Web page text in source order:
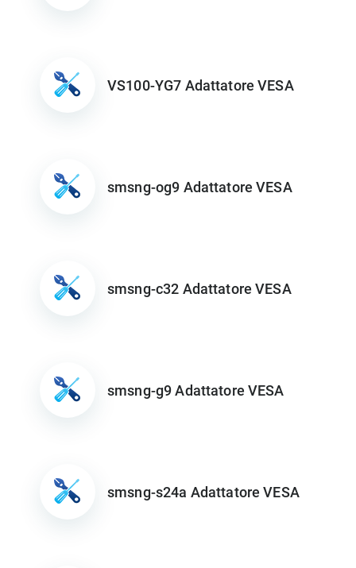
VS100-YG7 Adattatore VESA
smsng-og9 Adattatore VESA
smsng-c32 Adattatore VESA
smsng-g9 Adattatore VESA
smsng-s24a Adattatore VESA